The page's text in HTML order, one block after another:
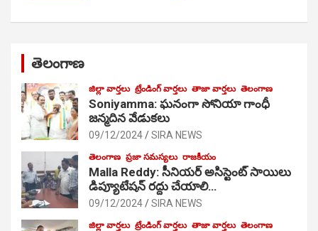
తెలంగాణ
జిల్లా వార్తలు ట్రేండింగ్ వార్తలు తాజా వార్తలు తెలంగాణ
Soniyamma: ఘ‌నంగా సోనియా గాంధీ
జ‌న్మ‌దిన వేడుక‌లు
09/12/2024 SIRA NEWS
తెలంగాణ ప్రజా సమస్యలు రాజకీయం
Malla Reddy: సీనియర్ అసిస్టెంట్ సాయిలు
డిప్యూటేషన్ రద్దు చేయాలి…
09/12/2024 SIRA NEWS
జిల్లా వార్తలు ట్రేండింగ్ వార్తలు తాజా వార్తలు తెలంగాణ